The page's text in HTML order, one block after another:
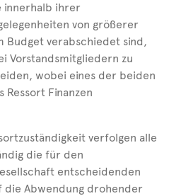
innerhalb ihrer
von größerer
Budget verabschiedet sind,
Vorstandsmitgliedern zu
wobei eines der beiden
Ressort Finanzen
verfolgen alle
die für den
entscheidenden
die Abwendung drohender